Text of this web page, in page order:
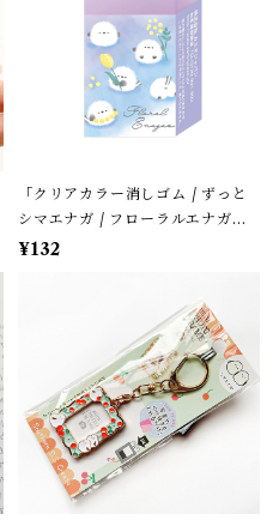
「クリアカラー消しゴム / ずっと
シマエナガ / フローラルエナガズ
」カミオジャパン＊パープルブル
¥132